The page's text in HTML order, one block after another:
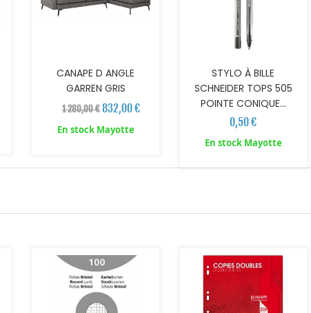
CANAPE D ANGLE
GARREN GRIS
1 280,00 € 832,00 €
En stock Mayotte
STYLO À BILLE
SCHNEIDER TOPS 505
POINTE CONIQUE...
0,50 €
En stock Mayotte